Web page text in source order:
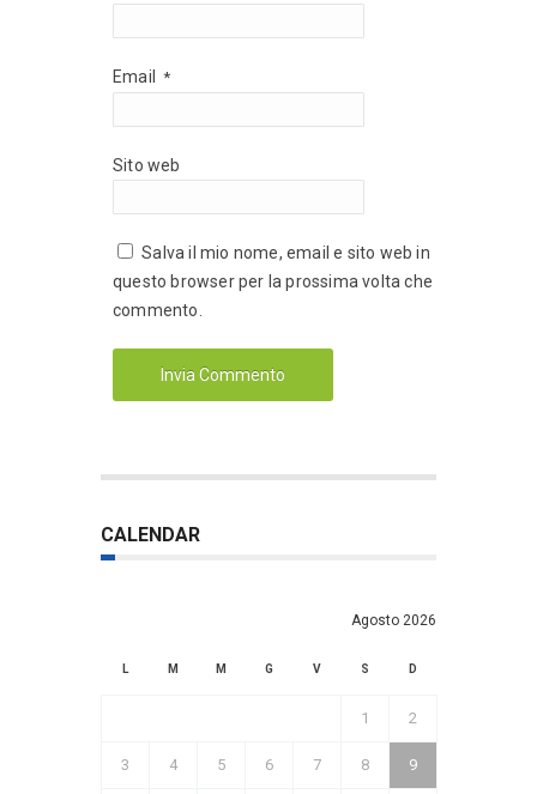
Email *
Sito web
Salva il mio nome, email e sito web in
questo browser per la prossima volta che
commento.
CALENDAR
Agosto 2026
L M M G V S D
1 2
3 4 5 6 7 8 9